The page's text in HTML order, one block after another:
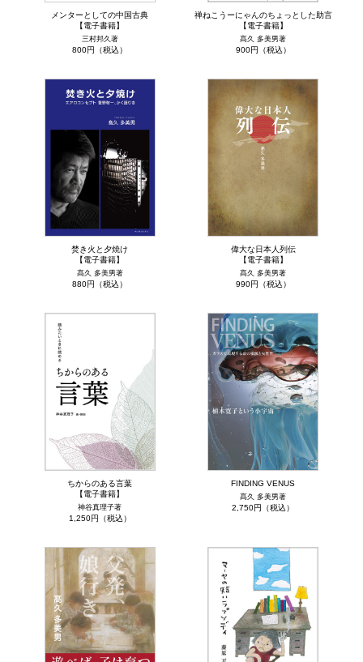
メンターとしての中国古典
【電子書籍】
三村邦久著
800円（税込）
禅ねこうーにゃんのちょっとした助言
【電子書籍】
髙久 多美男著
900円（税込）
焚き火と夕焼け
【電子書籍】
髙久 多美男著
880円（税込）
偉大な日本人列伝
【電子書籍】
髙久 多美男著
990円（税込）
ちからのある言葉
【電子書籍】
神谷真理子著
1,250円（税込）
FINDING VENUS
髙久 多美男著
2,750円（税込）